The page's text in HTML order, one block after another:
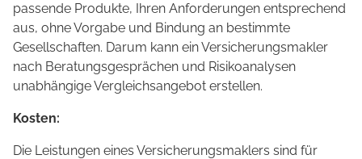
passende Produkte, Ihren Anforderungen entsprechend
aus, ohne Vorgabe und Bindung an bestimmte
Gesellschaften. Darum kann ein Versicherungsmakler
nach Beratungsgesprächen und Risikoanalysen
unabhängige Vergleichsangebot erstellen.
Kosten:
Die Leistungen eines Versicherungsmaklers sind für